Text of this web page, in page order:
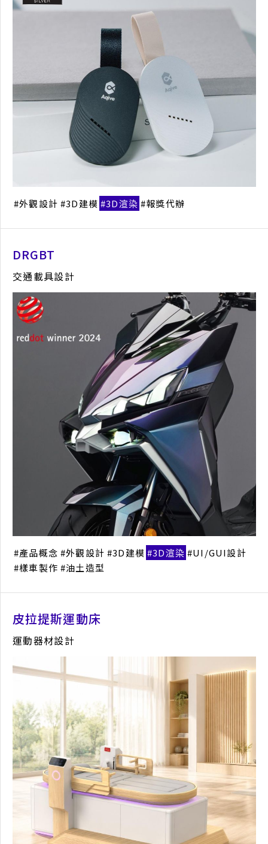
撓定氣場淨化裝置
健康電子產品設計
3D建模 3D渲染 報獎代辦
DRGBT
外觀設計 3D建模
3D渲染
樣車製作 油土造型
禮盒包裝設計
產品概念 平面設計
外觀設計 3D建模 3D渲染 報獎代辦
DRGBT
交通載具設計
產品概念 外觀設計 3D建模 3D渲染
UI/GUI設計
樣車製作
油土造型
皮拉提斯運動床
運動器材設計